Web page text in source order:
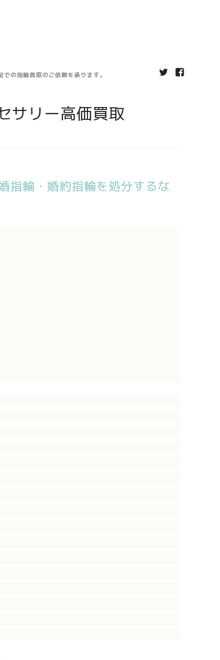
の指輪買取のご依頼を承ります。
サリー高価買取
指輪・婚約指輪を処分するな